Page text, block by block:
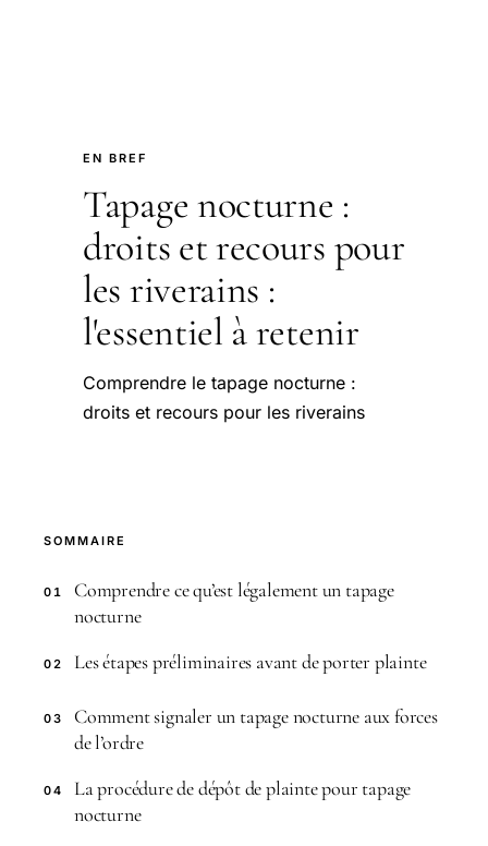
EN BREF
Tapage nocturne :
droits et recours pour
les riverains :
l'essentiel à retenir
Comprendre le tapage nocturne :
droits et recours pour les riverains
SOMMAIRE
01
Comprendre ce qu’est légalement un tapage
nocturne
02 Les étapes préliminaires avant de porter plainte
03
Comment signaler un tapage nocturne aux forces
de l’ordre
04
La procédure de dépôt de plainte pour tapage
nocturne